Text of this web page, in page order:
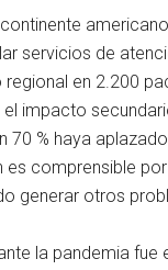
servicios de
en 2.200
el impacto
70 % haya
es comprensible
generar otros
la pandemia